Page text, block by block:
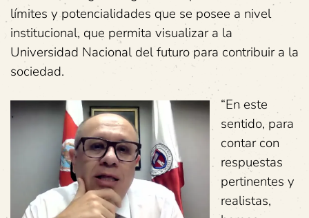
límites y potencialidades que se posee a nivel
institucional, que permita visualizar a la
Universidad Nacional del futuro para contribuir a la
sociedad.
“En este
sentido, para
contar con
respuestas
pertinentes y
realistas,